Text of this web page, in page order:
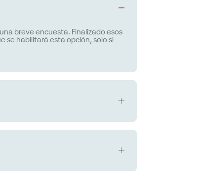
breve encuesta. Finalizado esos
se habilitará esta opción, solo si